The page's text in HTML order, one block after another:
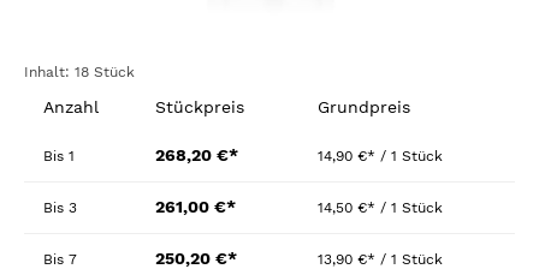
Inhalt: 18 Stück
Anzahl Stückpreis Grundpreis
Bis 1 268,20 €* 14,90 €* / 1 Stück
Bis 3 261,00 €* 14,50 €* / 1 Stück
Bis 7 250,20 €* 13,90 €* / 1 Stück